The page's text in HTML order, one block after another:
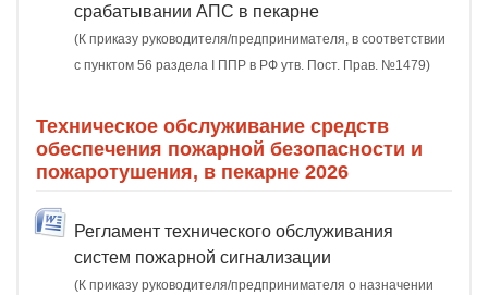
срабатывании АПС в пекарне
(К приказу руководителя/предпринимателя, в соответствии
с пунктом 56 раздела I ППР в РФ утв. Пост. Прав. №1479)
Техническое обслуживание средств
обеспечения пожарной безопасности и
пожаротушения, в пекарне 2026
Регламент технического обслуживания
систем пожарной сигнализации
(К приказу руководителя/предпринимателя о назначении